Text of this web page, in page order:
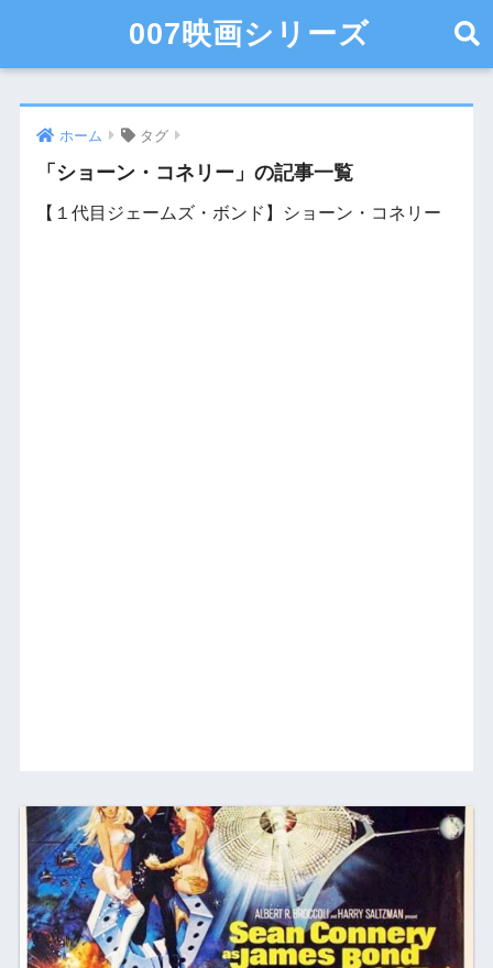
007映画シリーズ
ホーム タグ
「ショーン・コネリー」の記事一覧
【１代目ジェームズ・ボンド】ショーン・コネリー